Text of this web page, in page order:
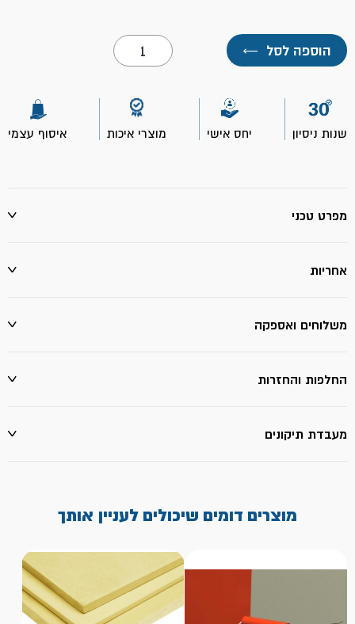
הוספה לסל ←
כמות
של
סיקה
שנות ניסיון יחס אישי מוצרי איכות איסוף עצמי
מפרט טכני
אחריות
משלוחים ואספקה
החלפות והחזרות
מעבדת תיקונים
מוצרים דומים שיכולים לעניין אותך